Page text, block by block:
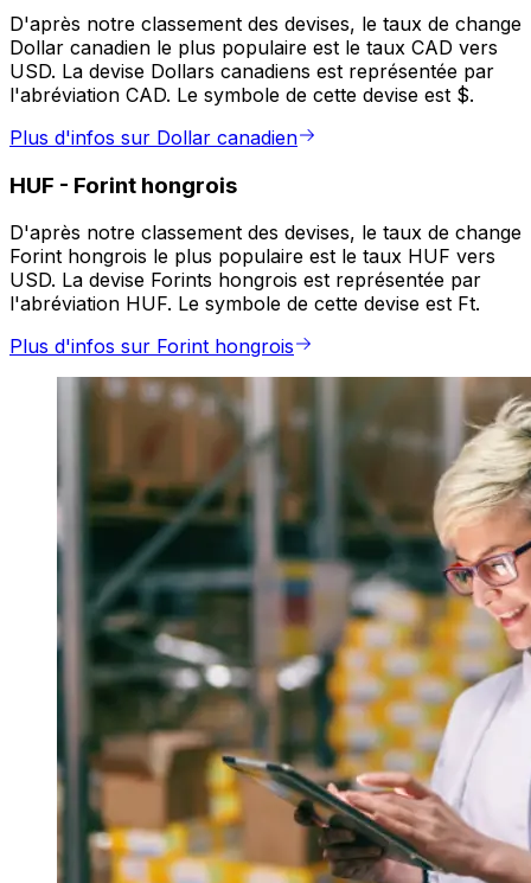
D'après notre classement des devises, le taux de change
Dollar canadien le plus populaire est le taux CAD vers
USD. La devise Dollars canadiens est représentée par
l'abréviation CAD. Le symbole de cette devise est $.
Plus d'infos sur Dollar canadien
HUF - Forint hongrois
D'après notre classement des devises, le taux de change
Forint hongrois le plus populaire est le taux HUF vers
USD. La devise Forints hongrois est représentée par
l'abréviation HUF. Le symbole de cette devise est Ft.
Plus d'infos sur Forint hongrois